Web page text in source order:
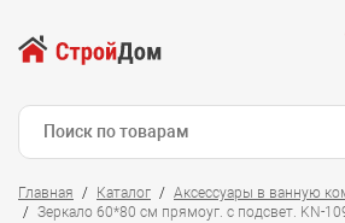
Главная Каталог Аксессуары в ванную
Зеркало 60*80 см прямоуг. с подсвет. KN-